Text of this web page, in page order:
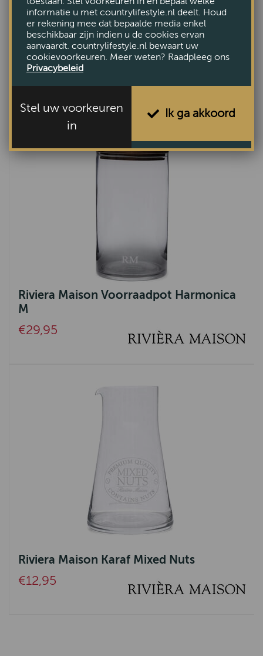
Riviera Maison Portofino Serveerschaal
Flax
€44,95
Riviera Maison Voorraadpot Harmonica
M
€29,95
Riviera Maison Karaf Mixed Nuts
€12,95
informatie u met countrylifestyle.nl deelt. Houd
er rekening mee dat bepaalde media enkel
beschikbaar zijn indien u de cookies ervan
aanvaardt. countrylifestyle.nl bewaart uw
cookievoorkeuren. Meer weten? Raadpleeg ons
Privacybeleid
Stel uw voorkeuren
in
Ik ga akkoord